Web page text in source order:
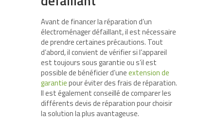
Avant de financer la réparation d’un
électroménager défaillant, il est nécessaire
de prendre certaines précautions. Tout
d’abord, il convient de vérifier si l’appareil
est toujours sous garantie ou s’il est
possible de bénéficier d’uneextension de
garantiepour éviter des frais de réparation.
Il est également conseillé de comparer les
différents devis de réparation pour choisir
la solution la plus avantageuse.